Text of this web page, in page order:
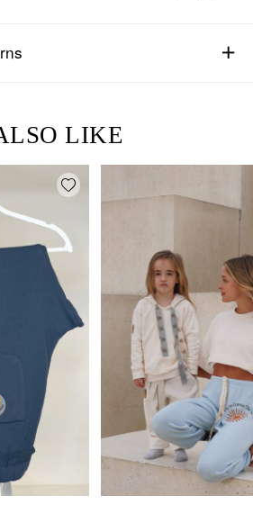
LIKE
Add wishlist